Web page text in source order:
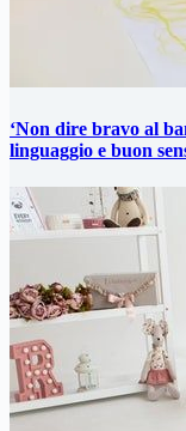
‘Non dire bravo al
linguaggio e buon